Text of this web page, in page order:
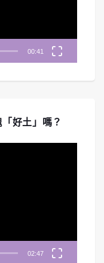
00:41
好土」嗎？
02:47